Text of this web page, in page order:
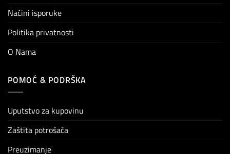
Načini isporuke
Politika privatnosti
O Nama
POMOĆ & PODRŠKA
Uputstvo za kupovinu
Zaštita potrošača
Preuzimanje